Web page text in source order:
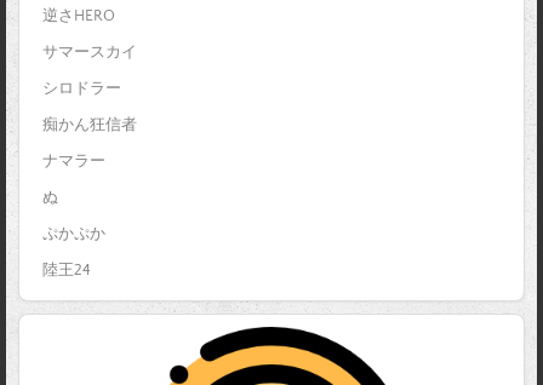
逆さHERO
サマースカイ
シロドラー
痴かん狂信者
ナマラー
ぬ
ぷかぷか
陸王24